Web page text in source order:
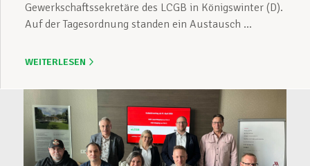
Gewerkschaftssekretäre des LCGB in Königswinter (D).
Auf der Tagesordnung standen ein Austausch ...
WEITERLESEN